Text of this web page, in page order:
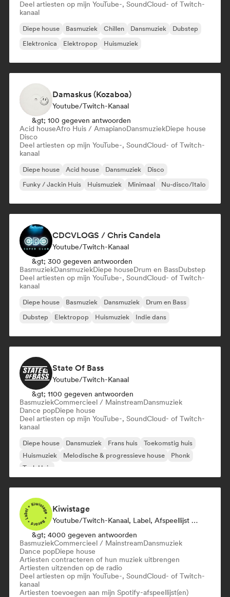
Deel artiesten op mijn YouTube-, SoundCloud- of Twitch-
kanaal
Diepe house Basmuziek Chillen Dansmuziek
Dubstep
Elektronica
Elektropop Huismuziek
Damaskus (Kozaboa)
Youtube/Twitch-Kanaal
&gt; 100 gegeven antwoorden
Acid houseAfro Huis / AmapianoDansmuziekDiepe house
Disco
Deel artiesten op mijn YouTube-, SoundCloud- of Twitch-
kanaal
Diepe house Acid house Dansmuziek
Disco
Funky / Jackin Huis
Huismuziek Minimaal Nu-disco/Italo
CDCVLOGS / Chris Candela
Youtube/Twitch-Kanaal
&gt; 300 gegeven antwoorden
BasmuziekDansmuziekDiepe houseDrum en BassDubstep
Deel artiesten op mijn YouTube-, SoundCloud- of Twitch-
kanaal
Diepe house Basmuziek Dansmuziek
Drum en Bass
Dubstep
Elektropop Huismuziek Indie dans
State Of Bass
Youtube/Twitch-Kanaal
&gt; 1100 gegeven antwoorden
BasmuziekCommercieel / MainstreamDansmuziek
Dance popDiepe house
Deel artiesten op mijn YouTube-, SoundCloud- of Twitch-
kanaal
Diepe house Dansmuziek Frans huis
Toekomstig huis
Huismuziek
Melodische & progressieve house
Phonk
Tech Huis
Kiwistage
Youtube/Twitch-Kanaal, Label, Afspeellijst Curator, Radiostation
&gt; 4000 gegeven antwoorden
BasmuziekCommercieel / MainstreamDansmuziek
Dance popDiepe house
Artiesten contracteren of hun muziek uitbrengen
Artiesten uitzenden op de radio
Deel artiesten op mijn YouTube-, SoundCloud- of Twitch-
kanaal
Artiesten toevoegen aan mijn Spotify-afspeellijst(en)